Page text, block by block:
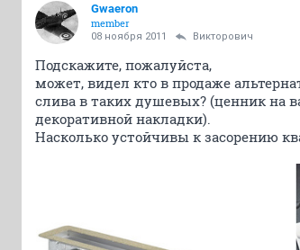
Gwaeron
member
08 ноября 2011 Викторович
Подскажите, пожалуйста,
может, видел кто в продаже
слива в таких душевых? (ценник на
декоративной накладки).
Насколько устойчивы к засорению